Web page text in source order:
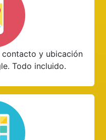
y ubicación
Todo incluido.